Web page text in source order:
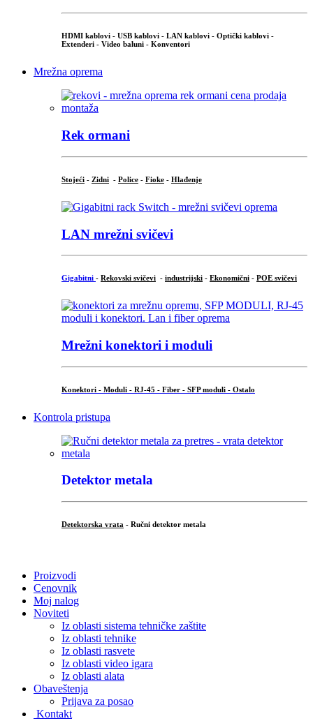
HDMI kablovi - USB kablovi - LAN kablovi - Optički kablovi -
Extenderi - Video baluni - Konventori
Mrežna oprema
Rek ormani
Stojeći - Zidni - Police - Fioke - Hlađenje
LAN mrežni svičevi
Gigabitni - Rekovski svičevi - industrijski - Ekonomični - POE svičevi
Mrežni konektori i moduli
Konektori - Moduli - RJ-45 - Fiber - SFP moduli - Ostalo
Kontrola pristupa
Detektor metala
Detektorska vrata - Ručni detektor metala
Proizvodi
Cenovnik
Moj nalog
Noviteti
Iz oblasti sistema tehničke zaštite
Iz oblasti tehnike
Iz oblasti rasvete
Iz oblasti video igara
Iz oblasti alata
Obaveštenja
Prijava za posao
Kontakt